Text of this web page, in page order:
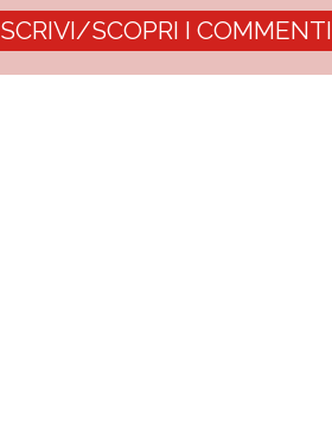
SCRIVI/SCOPRI I COMMENTI